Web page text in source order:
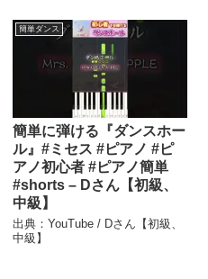
簡単ダンス
簡単に弾ける『ダンスホー
ル』#ミセス #ピアノ #ピ
アノ初心者 #ピアノ簡単
#shorts – Dさん【初級、
中級】
出典：YouTube / Dさん【初級、
中級】